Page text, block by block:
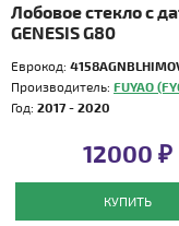
Лобовое стекло с
GENESIS G80
Еврокод:
Производитель: FUYAO
Год: 2017 - 2020
12000 ₽
КУПИТЬ